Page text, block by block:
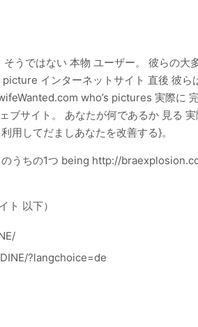
うではない 本物 ユーザー。 彼らの
インターネットサイト 直後 彼ら
who’s pictures 実際に
ブサイト。 あなたが何であるか 見る
用してだましあなたを改善する}。
らのうちの1つ being http://
ト 以下）
?langchoice=de